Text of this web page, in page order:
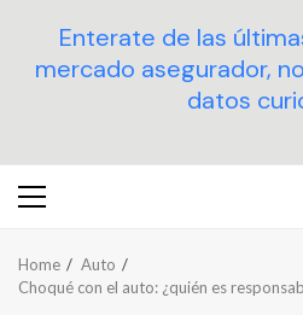
Enterate de las
mercado asegurador,
datos
Primary
Home
Auto
Choqué con el auto: ¿quién es